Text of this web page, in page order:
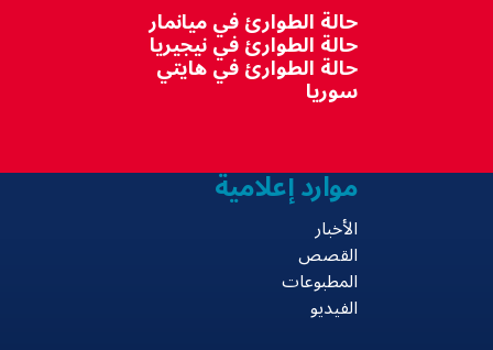
حالة الطوارئ في ميانمار
حالة الطوارئ في نيجيريا
حالة الطوارئ في هايتي
سوريا
موارد إعلامية
الأخبار
القصص
المطبوعات
الفيديو